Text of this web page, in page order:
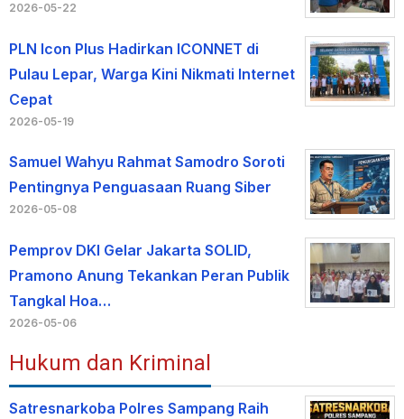
2026-05-22
PLN Icon Plus Hadirkan ICONNET di
Pulau Lepar, Warga Kini Nikmati Internet
Cepat
2026-05-19
Samuel Wahyu Rahmat Samodro Soroti
Pentingnya Penguasaan Ruang Siber
2026-05-08
Pemprov DKI Gelar Jakarta SOLID,
Pramono Anung Tekankan Peran Publik
Tangkal Hoa…
2026-05-06
Hukum dan Kriminal
Satresnarkoba Polres Sampang Raih